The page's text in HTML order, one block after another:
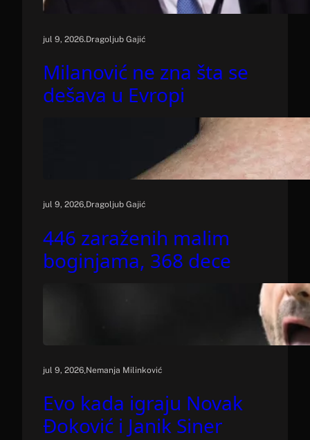
jul 9, 2026.Dragoljub Gajić
Milanović ne zna šta se
dešava u Evropi
jul 9, 2026.Dragoljub Gajić
446 zaraženih malim
boginjama, 368 dece
jul 9, 2026.Nemanja Milinković
Evo kada igraju Novak
Đoković i Janik Siner